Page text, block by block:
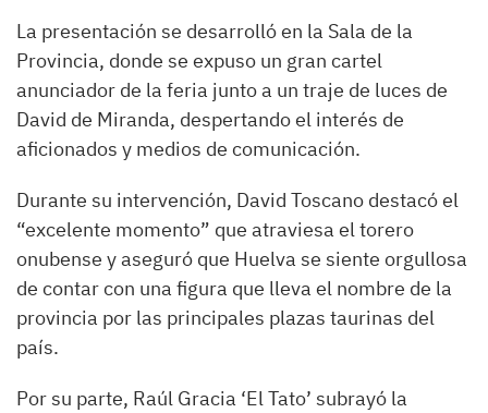
La presentación se desarrolló en la Sala de la
Provincia, donde se expuso un gran cartel
anunciador de la feria junto a un traje de luces de
David de Miranda, despertando el interés de
aficionados y medios de comunicación.
Durante su intervención, David Toscano destacó el
“excelente momento” que atraviesa el torero
onubense y aseguró que Huelva se siente orgullosa
de contar con una figura que lleva el nombre de la
provincia por las principales plazas taurinas del
país.
Por su parte, Raúl Gracia ‘El Tato’ subrayó la